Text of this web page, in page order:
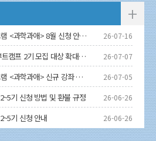
+
2026년 성인과학학습 프로그램 <과학과애> 8월 신청 안내 (7.17.(금) 14시~) 26-07-16
[수정 공지] 2026 인공지능 부트캠프 2기 모집 대상 확대 및 신청 기간 연장 안내 26-07-07
2026년 성인과학학습 프로그램 <과학과애> 신규 강좌 공모전 안내(7.9.~8.9.) 26-07-05
기 신청 방법 및 환불 규정 26-06-26
기 신청 안내 26-06-26